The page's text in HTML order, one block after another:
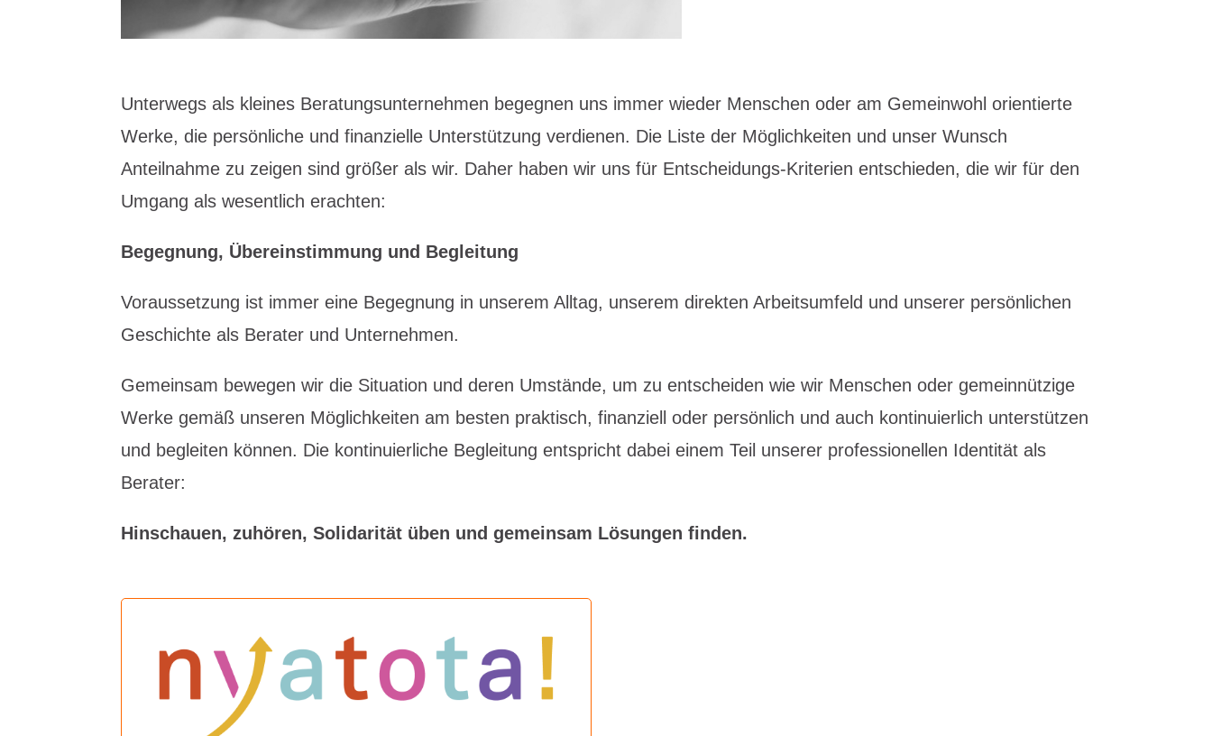
Unterwegs als kleines Beratungsunternehmen begegnen uns immer wieder Menschen oder am Gemeinwohl orientierte
Werke, die persönliche und finanzielle Unterstützung verdienen. Die Liste der Möglichkeiten und unser Wunsch
Anteilnahme zu zeigen sind größer als wir. Daher haben wir uns für Entscheidungs-Kriterien entschieden, die wir für den
Umgang als wesentlich erachten:
Begegnung, Übereinstimmung und Begleitung
Voraussetzung ist immer eine Begegnung in unserem Alltag, unserem direkten Arbeitsumfeld und unserer persönlichen
Geschichte als Berater und Unternehmen.
Gemeinsam bewegen wir die Situation und deren Umstände, um zu entscheiden wie wir Menschen oder gemeinnützige
Werke gemäß unseren Möglichkeiten am besten praktisch, finanziell oder persönlich und auch kontinuierlich unterstützen
und begleiten können. Die kontinuierliche Begleitung entspricht dabei einem Teil unserer professionellen Identität als
Berater:
Hinschauen, zuhören, Solidarität üben und gemeinsam Lösungen finden.